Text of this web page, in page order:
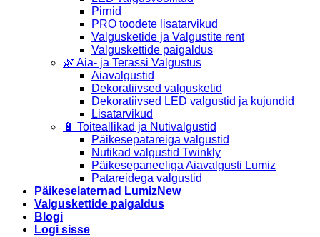
Pirnid
PRO toodete lisatarvikud
Valgusketide ja Valgustite rent
Valguskettide paigaldus
🌿 Aia- ja Terassi Valgustus
Aiavalgustid
Dekoratiivsed valgusketid
Dekoratiivsed LED valgustid ja kujundid
Lisatarvikud
🔋 Toiteallikad ja Nutivalgustid
Päikesepatareiga valgustid
Nutikad valgustid Twinkly
Päikesepaneeliga Aiavalgusti Lumiz
Patareidega valgustid
Päikeselaternad Lumiz
Valguskettide paigaldus
Blogi
Logi sisse